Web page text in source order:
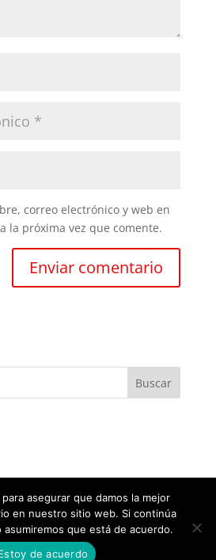
correo electrónico y web en
la próxima vez que comente.
Themes| Desarrollado por
asegurar que damos la mejor
en nuestro sitio web. Si continúa
que está de acuerdo.
de acuerdo